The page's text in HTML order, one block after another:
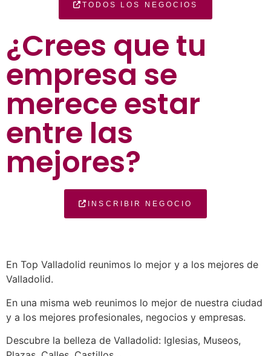
TODOS LOS NEGOCIOS
¿Crees que tu
empresa se
merece estar
entre las
mejores?
INSCRIBIR NEGOCIO
En Top Valladolid reunimos lo mejor y a los mejores de
Valladolid.
En una misma web reunimos lo mejor de nuestra ciudad
y a los mejores profesionales, negocios y empresas.
Descubre la belleza de Valladolid: Iglesias, Museos,